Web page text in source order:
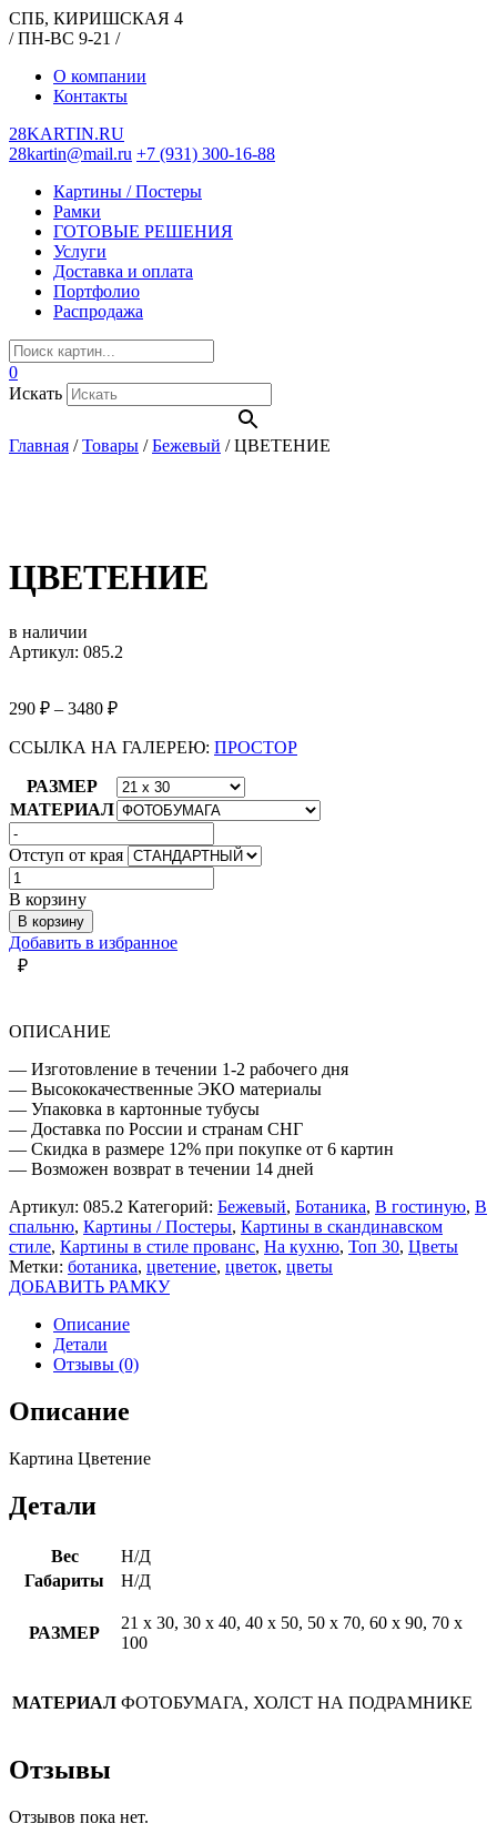
СПБ, КИРИШСКАЯ 4
/ ПН-ВС 9-21 /
О компании
Контакты
28KARTIN.RU
28kartin@mail.ru +7 (931) 300-16-88
Картины / Постеры
Рамки
ГОТОВЫЕ РЕШЕНИЯ
Услуги
Доставка и оплата
Портфолио
Распродажа
0
Искать
Главная /Товары /Бежевый /ЦВЕТЕНИЕ
ЦВЕТЕНИЕ
в наличии
Артикул: 085.2
290 ₽ – 3480 ₽
ССЫЛКА НА ГАЛЕРЕЮ: ПРОСТОР
РАЗМЕР
МАТЕРИАЛ
Отступ от края
Количество
товара
ЦВЕТЕНИЕ
В корзину
В корзину
Добавить в избранное
₽
ОПИСАНИЕ
— Изготовление в течении 1-2 рабочего дня
— Высококачественные ЭКО материалы
— Упаковка в картонные тубусы
— Доставка по России и странам СНГ
— Скидка в размере 12% при покупке от 6 картин
— Возможен возврат в течении 14 дней
Артикул: 085.2 Категорий: Бежевый, Ботаника, В гостиную, В
спальню, Картины / Постеры, Картины в скандинавском
стиле, Картины в стиле прованс, На кухню, Топ 30, Цветы
Метки: ботаника, цветение, цветок, цветы
ДОБАВИТЬ РАМКУ
Описание
Детали
Отзывы (0)
Описание
Картина Цветение
Детали
Вес
Н/Д
Габариты
Н/Д
РАЗМЕР
21 х 30, 30 х 40, 40 х 50, 50 х 70, 60 х 90, 70 х
100
МАТЕРИАЛ ФОТОБУМАГА, ХОЛСТ НА ПОДРАМНИКЕ
Отзывы
Отзывов пока нет.